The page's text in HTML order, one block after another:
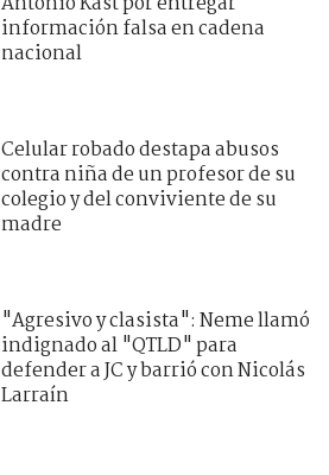
información falsa en cadena
nacional
Celular robado destapa abusos
contra niña de un profesor de su
colegio y del conviviente de su
madre
"Agresivo y clasista": Neme llamó
indignado al "QTLD" para
defender a JC y barrió con Nicolás
Larraín